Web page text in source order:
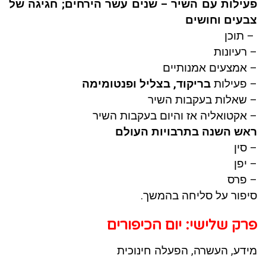
פעילות עם השיר – שנים עשר הירחים; חגיגה של
צבעים וחושים
– תוכן
– רעיונות
– אמצעים אמנותיים
– פעילות בריקוד, בצליל ופנטומימה
– שאלות בעקבות השיר
– אקטואליה אז והיום בעקבות השיר
ראש השנה בתרבויות העולם
– סין
– יפן
– פרס
סיפור על סליחה בהמשך.
פרק שלישי: יום הכיפורים
מידע, העשרה, הפעלה חינוכית